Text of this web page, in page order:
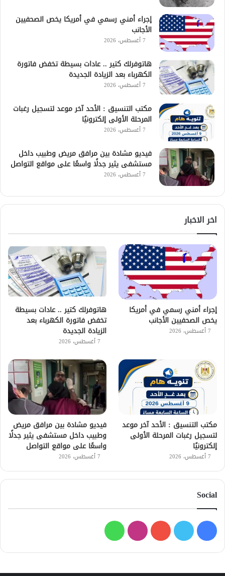
إجراء أمني رسمي في أمريكا يخص الصحفيين
الأجانب
7 أغسطس، 2026
هاتوفرلك كتير .. عادات بسيطة تخفض فاتورة
الكهرباء بعد الزيادة الجديدة
7 أغسطس، 2026
مكتب التنسيق : الأحد آخر موعد لتسجيل رغبات
المرحلة الأولى إلكترونيًا
7 أغسطس، 2026
فيديو مشادة بين مرافق مريض وطبيب داخل
مستشفى يثير جدلًا واسعًا على مواقع التواصل
7 أغسطس، 2026
اخر الاخبار
إجراء أمني رسمي في أمريكا
يخص الصحفيين الأجانب
7 أغسطس، 2026
هاتوفرلك كتير .. عادات بسيطة
تخفض فاتورة الكهرباء بعد
الزيادة الجديدة
7 أغسطس، 2026
مكتب التنسيق : الأحد آخر موعد
لتسجيل رغبات المرحلة الأولى
إلكترونيًا
7 أغسطس، 2026
فيديو مشادة بين مرافق مريض
وطبيب داخل مستشفى يثير جدلًا
واسعًا على مواقع التواصل
7 أغسطس، 2026
Social
فيسبوك
تويتر يوتيوبانستقرامواتساب